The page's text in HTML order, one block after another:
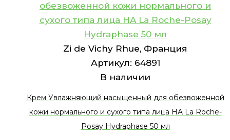
обезвоженной кожи нормального и
сухого типа лица HA La Roche-Posay
Hydraphase 50 мл
Zi de Vichy Rhue, Франция
Артикул: 64891
В наличии
Крем Увлажняющий насыщенный для обезвоженной
кожи нормального и сухого типа лица HA La Roche-
Posay Hydraphase 50 мл